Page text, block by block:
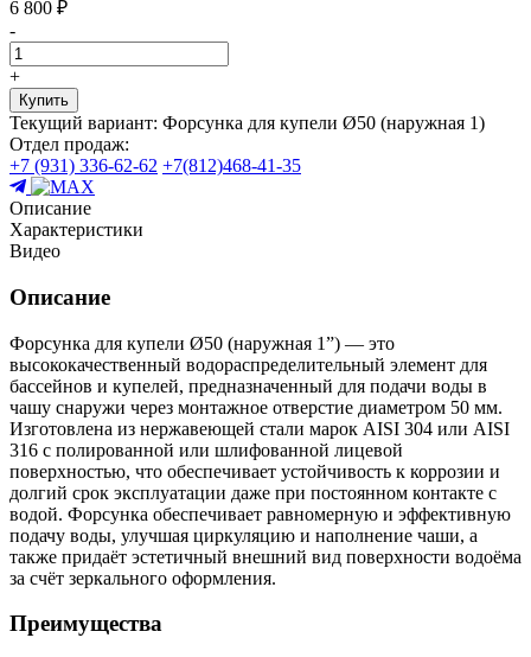
6 800 ₽
-
+
Купить
Текущий вариант: Форсунка для купели Ø50 (наружная 1)
Отдел продаж:
+7 (931) 336-62-62 +7(812)468-41-35
Описание
Характеристики
Видео
Описание
Форсунка для купели Ø50 (наружная 1”) — это
высококачественный водораспределительный элемент для
бассейнов и купелей, предназначенный для подачи воды в
чашу снаружи через монтажное отверстие диаметром 50 мм.
Изготовлена из нержавеющей стали марок AISI 304 или AISI
316 с полированной или шлифованной лицевой
поверхностью, что обеспечивает устойчивость к коррозии и
долгий срок эксплуатации даже при постоянном контакте с
водой. Форсунка обеспечивает равномерную и эффективную
подачу воды, улучшая циркуляцию и наполнение чаши, а
также придаёт эстетичный внешний вид поверхности водоёма
за счёт зеркального оформления.
Преимущества